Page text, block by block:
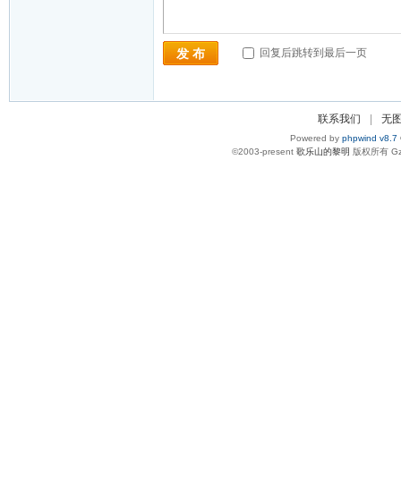
发 布 回复后跳转到最后一页
联系我们 无
Powered by phpwind v8.7
©2003-present 歌乐山的黎明 版权所有